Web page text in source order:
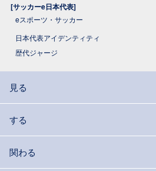
[サッカーe日本代表]
eスポーツ・サッカー
日本代表アイデンティティ
歴代ジャージ
見る
する
関わる